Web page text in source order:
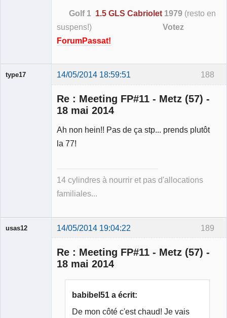
Golf 1 1.5 GLS Cabriolet 1979 (resto en
suspens!) Votez
ForumPassat!
188
type17 14/05/2014 18:59:51
Re : Meeting FP#11 - Metz (57) -
18 mai 2014
Ah non hein!! Pas de ça stp... prends plutôt
la 77!
14 cylindres à nourrir et pas d'allocations
familiales...
189
usas12 14/05/2014 19:04:22
Re : Meeting FP#11 - Metz (57) -
18 mai 2014
babibel51 a écrit:
De mon côté c'est chaud! Je vais